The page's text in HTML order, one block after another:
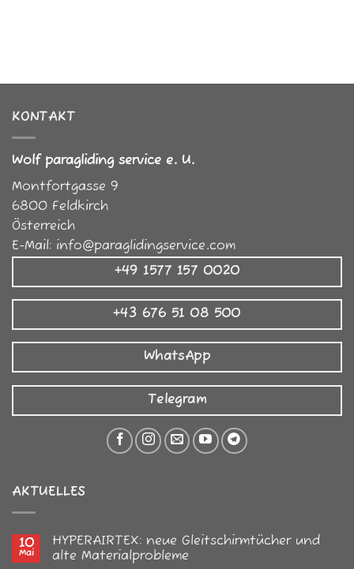
KONTAKT
Wolf paragliding service e. U.
Montfortgasse 9
6800 Feldkirch
Österreich
E-Mail: info@paraglidingservice.com
+49 1577 157 0020
+43 676 51 08 500
WhatsApp
Telegram
AKTUELLES
10
Mai
HYPERAIRTEX: neue Gleitschirmtücher und
alte Materialprobleme